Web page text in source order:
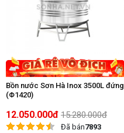
Bồn nước Sơn Hà Inox 3500L đứng
(Φ1420)
12.050.000đ 15.280.000đ
Đã bán7893